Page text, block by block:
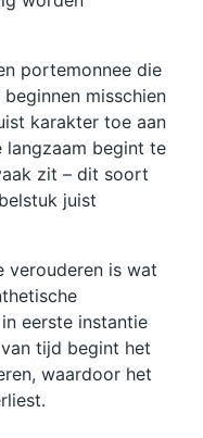
portemonnee die
misschien
karakter toe aan
langzaam begint te
zit – dit soort
juist
verouderen is wat
eerste instantie
tijd begint het
waardoor het